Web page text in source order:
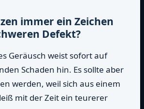
immer ein Zeichen
Defekt?
Geräusch weist sofort auf
Schaden hin. Es sollte aber
werden, weil sich aus einem
mit der Zeit ein teurerer